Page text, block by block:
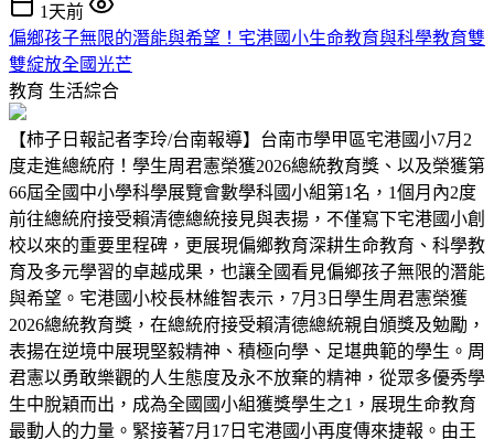
1天前
偏鄉孩子無限的潛能與希望！宅港國小生命教育與科學教育雙
雙綻放全國光芒
教育 生活綜合
【柿子日報記者李玲/台南報導】台南市學甲區宅港國小7月2
度走進總統府！學生周君憲榮獲2026總統教育獎、以及榮獲第
66屆全國中小學科學展覽會數學科國小組第1名，1個月內2度
前往總統府接受賴清德總統接見與表揚，不僅寫下宅港國小創
校以來的重要里程碑，更展現偏鄉教育深耕生命教育、科學教
育及多元學習的卓越成果，也讓全國看見偏鄉孩子無限的潛能
與希望。宅港國小校長林維智表示，7月3日學生周君憲榮獲
2026總統教育獎，在總統府接受賴清德總統親自頒獎及勉勵，
表揚在逆境中展現堅毅精神、積極向學、足堪典範的學生。周
君憲以勇敢樂觀的人生態度及永不放棄的精神，從眾多優秀學
生中脫穎而出，成為全國國小組獲獎學生之1，展現生命教育
最動人的力量。緊接著7月17日宅港國小再度傳來捷報。由王